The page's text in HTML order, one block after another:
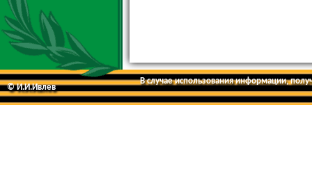
© И.И.Ивлев
В случае использования информации,